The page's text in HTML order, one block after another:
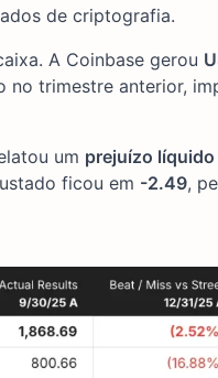
de criptografia.
A Coinbase gerou
trimestre anterior,
um prejuízo
ficou em -2.49,